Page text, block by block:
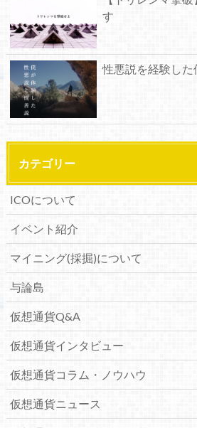
す
性悪説を経験した
カテゴリー
ICOについて
イベント紹介
マイニング(採掘)について
与論島
仮想通貨Q&A
仮想通貨インタビュー
仮想通貨コラム・ノウハウ
仮想通貨ニュース